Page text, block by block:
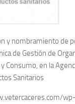
y nombramiento de
de Gestión de
Consumo, en la
Sanitarios
wp-